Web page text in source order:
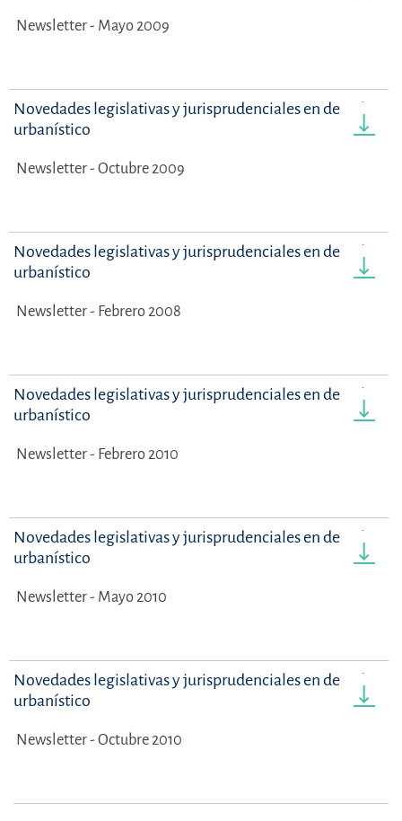
Newsletter - Mayo 2009
Novedades legislativas y jurisprudenciales en derecho
urbanístico
Newsletter - Octubre 2009
Novedades legislativas y jurisprudenciales en derecho
urbanístico
Newsletter - Febrero 2008
Novedades legislativas y jurisprudenciales en derecho
urbanístico
Newsletter - Febrero 2010
Novedades legislativas y jurisprudenciales en derecho
urbanístico
Newsletter - Mayo 2010
Novedades legislativas y jurisprudenciales en derecho
urbanístico
Newsletter - Octubre 2010